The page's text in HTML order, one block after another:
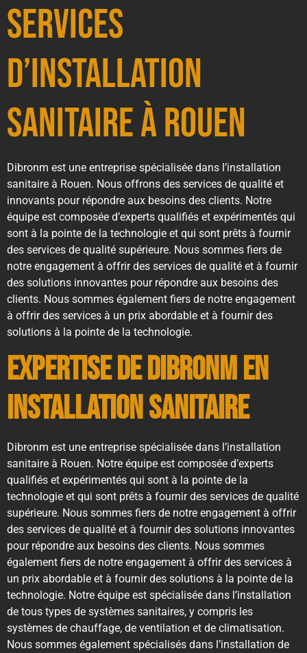
Services
d’installation
sanitaire à Rouen
Dibronm est une entreprise spécialisée dans l’installation
sanitaire à Rouen. Nous offrons des services de qualité et
innovants pour répondre aux besoins des clients. Notre
équipe est composée d’experts qualifiés et expérimentés qui
sont à la pointe de la technologie et qui sont prêts à fournir
des services de qualité supérieure. Nous sommes fiers de
notre engagement à offrir des services de qualité et à fournir
des solutions innovantes pour répondre aux besoins des
clients. Nous sommes également fiers de notre engagement
à offrir des services à un prix abordable et à fournir des
solutions à la pointe de la technologie.
Expertise de Dibronm en
installation sanitaire
Dibronm est une entreprise spécialisée dans l’installation
sanitaire à Rouen. Notre équipe est composée d’experts
qualifiés et expérimentés qui sont à la pointe de la
technologie et qui sont prêts à fournir des services de qualité
supérieure. Nous sommes fiers de notre engagement à offrir
des services de qualité et à fournir des solutions innovantes
pour répondre aux besoins des clients. Nous sommes
également fiers de notre engagement à offrir des services à
un prix abordable et à fournir des solutions à la pointe de la
technologie. Notre équipe est spécialisée dans l’installation
de tous types de systèmes sanitaires, y compris les
systèmes de chauffage, de ventilation et de climatisation.
Nous sommes également spécialisés dans l’installation de